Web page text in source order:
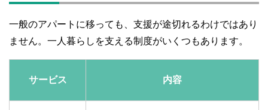
一般のアパートに移っても、支援が途切れるわけではあり
ません。一人暮らしを支える制度がいくつもあります。
サービス 内容